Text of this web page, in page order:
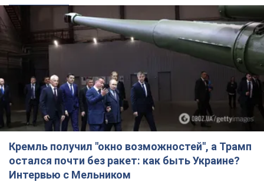
Мнение о том, что у России закончатся баллистические
ракеты, крайне опасно, подчеркнул эксперт
8 часов назад
Украина заключила соглашения о ежемесячной
поставке ракет для системы Patriot из США:
Зеленский раскрыл подробности
Киев также ведет активные переговоры с европейскими
партнерами
6 часов назад 36,1 т.
Заботилась об учениках и поддерживала